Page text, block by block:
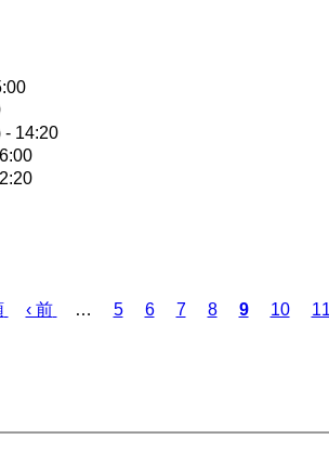
- 14:20
前
‹ 前 …
ペ
5
ペ
6
ペ
7
ペ
8
カ
9
ペ
10
ペ